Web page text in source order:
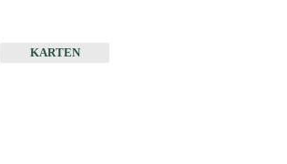
KARTEN